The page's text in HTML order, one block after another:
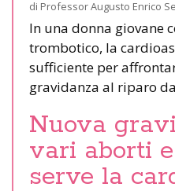
di Professor Augusto Enrico
In una donna giovane
trombotico, la
sufficiente per
gravidanza al riparo
Nuova
vari aborti
serve la